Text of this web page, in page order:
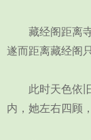
藏经阁距离寺
遂而距离藏经阁
此时天色依旧
内，她左右四顾